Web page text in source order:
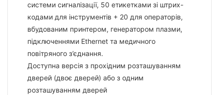
системи сигналізації, 50 етикетками зі штрих-
кодами для інструментів + 20 для операторів,
вбудованим принтером, генератором плазми,
підключеннями Ethernet та медичного
повітряного з’єднання.
Доступна версія з прохідним розташуванням
дверей (двоє дверей) або з одним
розташуванням дверей